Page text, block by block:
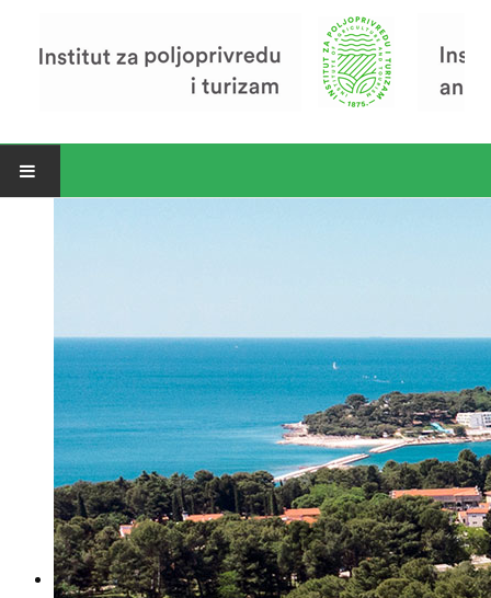
Zavod za poljoprivredu i prehranu
Zavod za ekonomiku i razvoj poljoprivrede
Zavod za turizam
Pokusno poljoprivredno imanje
Zaposlenici
Euraxess
Misija i vizija
Upravno Vijeće
Rad Upravnog vijeća
Znanstveno Vijeće
Rad Znanstvenog vijeća